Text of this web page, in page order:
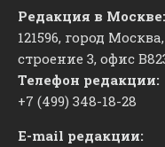
Редакция в Москве:
121596, город
строение 3, офис
Телефон редакции:
+7 (499) 348-18-28
E-mail редакции: